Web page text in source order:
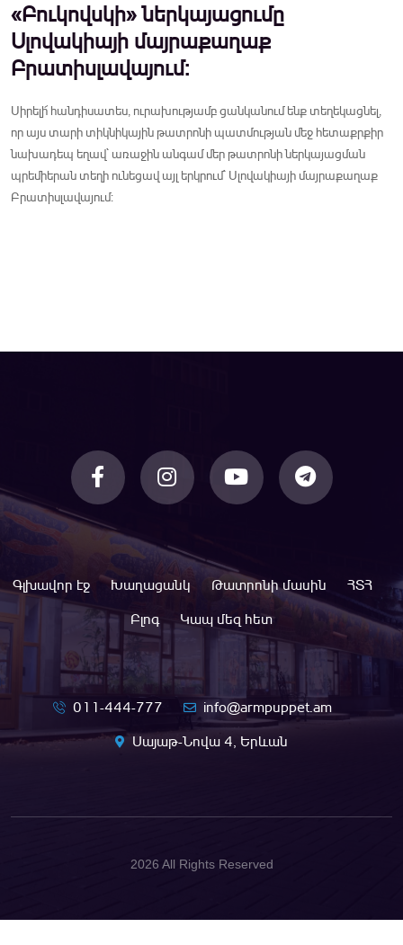
«Բուկովսկի» ներկայացումը
Սլովակիայի մայրաքաղաք
Բրատիսլավայում:
Սիրելի՜ հանդիսատես, ուրախությամբ ցանկանում ենք տեղեկացնել,
որ այս տարի տիկնիկային թատրոնի պատմության մեջ հետաքրքիր
նախադեպ եղավ` առաջին անգամ մեր թատրոնի ներկայացման
պրեմիերան տեղի ունեցավ այլ երկրում` Սլովակիայի մայրաքաղաք
Բրատիսլավայում:
Գլխավոր էջ Խաղացանկ Թատրոնի մասին
ՀՏՀ
Բլոգ
Կապ մեզ հետ
011-444-777
info@armpuppet.am
Սայաթ-Նովա 4, Երևան
2026 All Rights Reserved